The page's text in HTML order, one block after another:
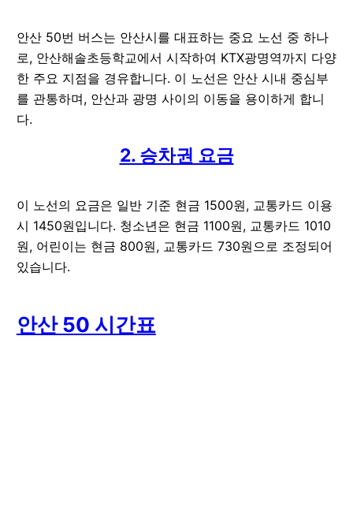
안산 50번 버스는 안산시를 대표하는 중요 노선 중 하나
로, 안산해솔초등학교에서 시작하여 KTX광명역까지 다양
한 주요 지점을 경유합니다. 이 노선은 안산 시내 중심부
를 관통하며, 안산과 광명 사이의 이동을 용이하게 합니
다.
2. 승차권 요금
이 노선의 요금은 일반 기준 현금 1500원, 교통카드 이용
시 1450원입니다. 청소년은 현금 1100원, 교통카드 1010
원, 어린이는 현금 800원, 교통카드 730원으로 조정되어
있습니다.
안산 50 시간표